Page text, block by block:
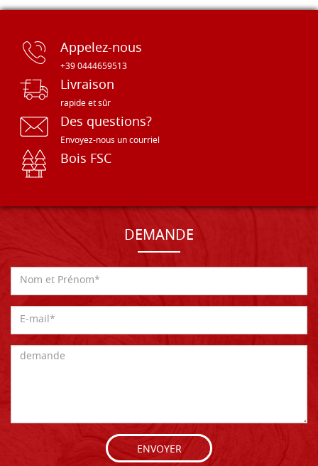
Appelez-nous
+39 0444659513
Livraison
rapide et sûr
Des questions?
Envoyez-nous un courriel
Bois FSC
DEMANDE
ENVOYER